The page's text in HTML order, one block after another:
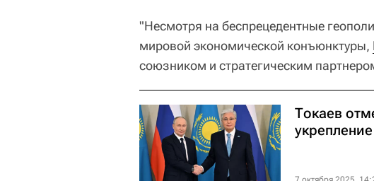
"Несмотря на беспрецедентные
мировой экономической конъюнктуры,
союзником и стратегическим
Токаев